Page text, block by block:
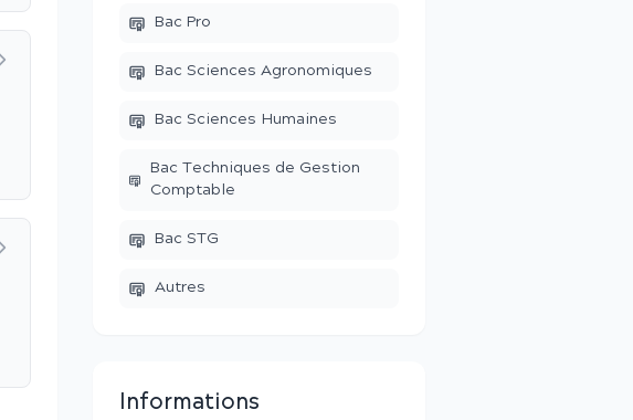
Bac Pro
Bac Sciences Agronomiques
Bac Sciences Humaines
Bac Techniques de Gestion
Comptable
Bac STG
Autres
Informations